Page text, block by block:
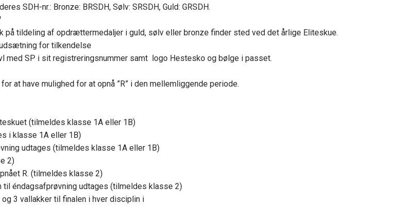
SDH-nr.: Bronze: BRSDH, Sølv: SRSDH, Guld: GRSDH.
tildeling af opdrættermedaljer i guld, sølv eller bronze finder sted ved det årlige Eliteskue.
for tilkendelse
med SP i sit registreringsnummer samt logo Hestesko og bølge i passet.
at have mulighed for at opnå ”R” i den mellemliggende periode.
(tilmeldes klasse 1A eller 1B)
i klasse 1A eller 1B)
udtages (tilmeldes klasse 1A eller 1B)
2)
R. (tilmeldes klasse 2)
éndagsafprøvning udtages (tilmeldes klasse 2)
3 vallakker til finalen i hver disciplin i